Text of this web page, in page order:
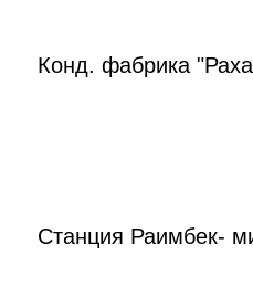
Конд. фабрика
Станция Раимбек-